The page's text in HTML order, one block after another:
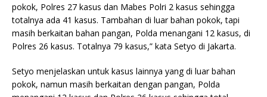
pokok, Polres 27 kasus dan Mabes Polri 2 kasus sehingga
totalnya ada 41 kasus. Tambahan di luar bahan pokok, tapi
masih berkaitan bahan pangan, Polda menangani 12 kasus, di
Polres 26 kasus. Totalnya 79 kasus,” kata Setyo di Jakarta.
Setyo menjelaskan untuk kasus lainnya yang di luar bahan
pokok, namun masih berkaitan dengan pangan, Polda